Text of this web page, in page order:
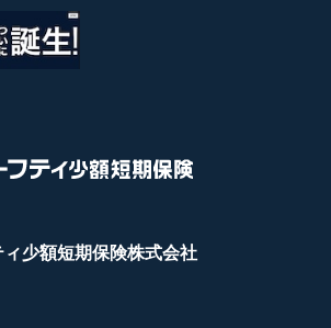
少額短期保険株式会社